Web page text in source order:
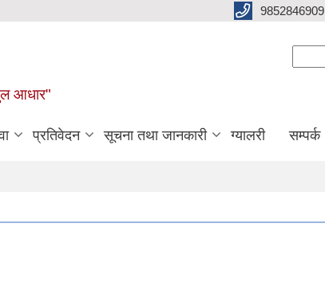
9852846909
आधार"
प्रतिवेदन सूचना तथा जानकारी ग्यालरी सम्पर्क